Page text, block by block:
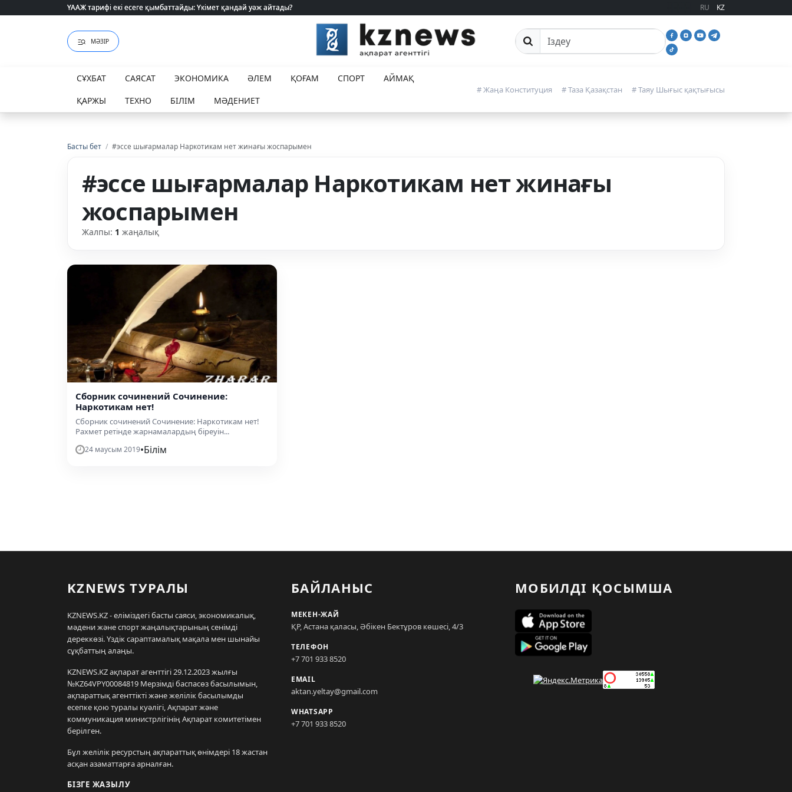
ҮААЖ тарифі екі есеге қымбаттайды: Үкімет қандай уәж айтады?
ҮААЖ тарифі екі есеге қымбаттайды: Үкімет қандай уәж айтады? RU KZ
МӘЗІР Сайттан іздеу
СҰХБАТ САЯСАТ ЭКОНОМИКА ӘЛЕМ ҚОҒАМ СПОРТ
АЙМАҚ
ҚАРЖЫ
ТЕХНО БІЛІМ МӘДЕНИЕТ
# Жаңа Конституция # Таза Қазақстан # Таяу Шығыс қақтығысы
Басты бет / #эссе шығармалар Наркотикам нет жинағы жоспарымен
#эссе шығармалар Наркотикам нет жинағы
жоспарымен
Жалпы: 1 жаңалық
Сборник сочинений Сочинение:
Наркотикам нет!
Сборник сочинений Сочинение: Наркотикам нет!
Рахмет ретінде жарнамалардың біреуін...
24 маусым 2019•Білім
KZNEWS ТУРАЛЫ
KZNEWS.KZ - еліміздегі басты саяси, экономикалық,
мәдени және спорт жаңалықтарының сенімді
дереккөзі. Үздік сараптамалық мақала мен шынайы
сұқбаттың алаңы.
KZNEWS.KZ ақпарат агенттігі 29.12.2023 жылғы
№KZ64VPY00084819 Мерзімді баспасөз басылымын,
ақпараттық агенттікті және желілік басылымды
есепке қою туралы куәлігі, Ақпарат және
коммуникация министрлігінің Ақпарат комитетімен
берілген.
Бұл желілік ресурстың ақпараттық өнімдері 18 жастан
асқан азаматтарға арналған.
БІЗГЕ ЖАЗЫЛУ
БАЙЛАНЫС
МЕКЕН-ЖАЙ
ҚР, Астана қаласы, Әбікен Бектұров көшесі, 4/3
ТЕЛЕФОН
+7 701 933 8520
EMAIL
aktan.yeltay@gmail.com
WHATSAPP
+7 701 933 8520
МОБИЛДІ ҚОСЫМША